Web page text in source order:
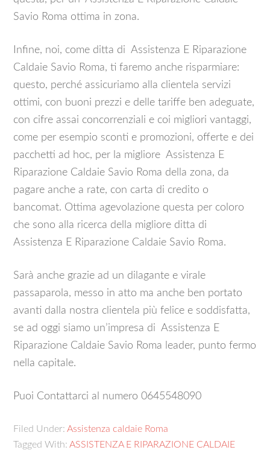
Savio Roma ottima in zona.
Infine, noi, come ditta di Assistenza E Riparazione
Caldaie Savio Roma, ti faremo anche risparmiare:
questo, perché assicuriamo alla clientela servizi
ottimi, con buoni prezzi e delle tariffe ben adeguate,
con cifre assai concorrenziali e coi migliori vantaggi,
come per esempio sconti e promozioni, offerte e dei
pacchetti ad hoc, per la migliore Assistenza E
Riparazione Caldaie Savio Roma della zona, da
pagare anche a rate, con carta di credito o
bancomat. Ottima agevolazione questa per coloro
che sono alla ricerca della migliore ditta di
Assistenza E Riparazione Caldaie Savio Roma.
Sarà anche grazie ad un dilagante e virale
passaparola, messo in atto ma anche ben portato
avanti dalla nostra clientela più felice e soddisfatta,
se ad oggi siamo un’impresa di Assistenza E
Riparazione Caldaie Savio Roma leader, punto fermo
nella capitale.
Puoi Contattarci al numero 0645548090
Filed Under:Assistenza caldaie Roma
Tagged With:ASSISTENZA E RIPARAZIONE CALDAIE